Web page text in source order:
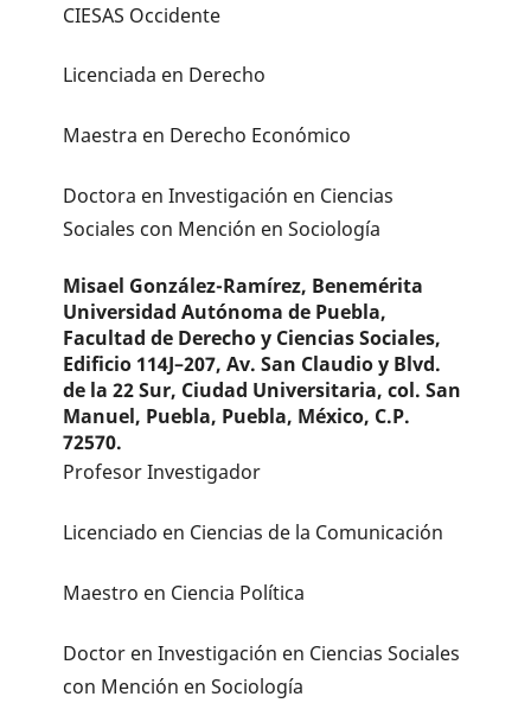
CIESAS Occidente
Licenciada en Derecho
Maestra en Derecho Económico
Doctora en Investigación en Ciencias
Sociales con Mención en Sociología
Misael González-Ramírez, Benemérita
Universidad Autónoma de Puebla,
Facultad de Derecho y Ciencias Sociales,
Edificio 114J–207, Av. San Claudio y Blvd.
de la 22 Sur, Ciudad Universitaria, col. San
Manuel, Puebla, Puebla, México, C.P.
72570.
Profesor Investigador
Licenciado en Ciencias de la Comunicación
Maestro en Ciencia Política
Doctor en Investigación en Ciencias Sociales
con Mención en Sociología